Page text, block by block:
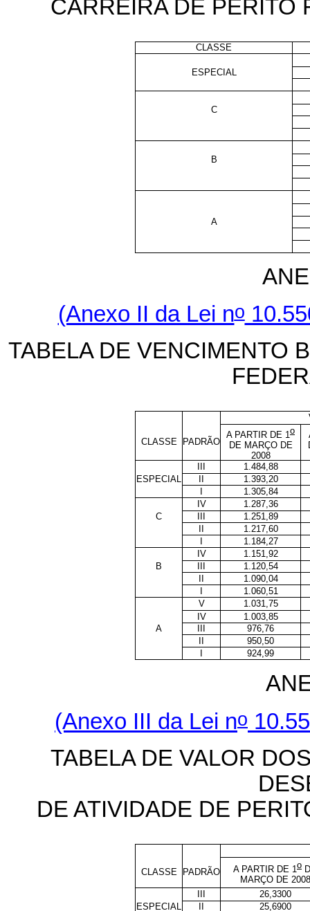
CARREIRA DE PERITO
CLASSE
ESPECIAL
C
B
A
(Anexo II da Lei no
TABELA DE VENCIMENTO
CLASSE PADRÃO
A PARTIR DE 1o
DE MARÇO DE
2008
1.484,88
ESPECIAL
1.393,20
1.305,84
IV
1.287,36
C
1.251,89
1.217,60
1.184,27
IV
1.151,92
B
1.120,54
1.090,04
1.060,51
V
1.031,75
IV
1.003,85
A
976,76
950,50
924,99
(Anexo III da Lei no
TABELA DE VALOR
DE ATIVIDADE DE
CLASSE PADRÃO A PARTIR DE 1o
MARÇO DE 2008
26,3300
ESPECIAL
25,6900